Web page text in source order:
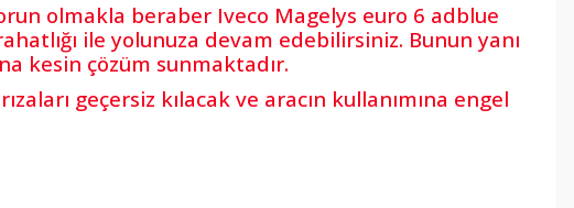
olmakla beraber Iveco Magelys euro 6 adblue
ile yolunuza devam edebilirsiniz. Bunun yanı
kesin çözüm sunmaktadır.
geçersiz kılacak ve aracın kullanımına engel